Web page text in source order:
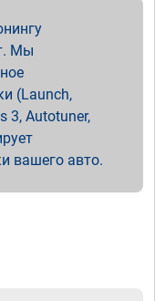
Мы
(Launch,
3, Autotuner,
вашего авто.